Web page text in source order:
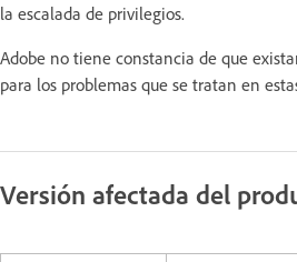
la escalada de privilegios.
Adobe no tiene constancia de que
para los problemas que se tratan en
Versión afectada del